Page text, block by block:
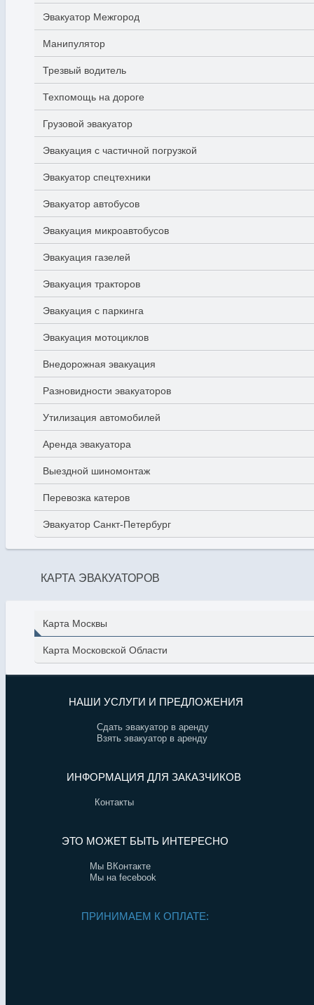
Эвакуатор Межгород
Манипулятор
Трезвый водитель
Техпомощь на дороге
Грузовой эвакуатор
Эвакуация с частичной погрузкой
Эвакуатор спецтехники
Эвакуатор автобусов
Эвакуация микроавтобусов
Эвакуация газелей
Эвакуация тракторов
Эвакуация с паркинга
Эвакуация мотоциклов
Внедорожная эвакуация
Разновидности эвакуаторов
Утилизация автомобилей
Аренда эвакуатора
Выездной шиномонтаж
Перевозка катеров
Эвакуатор Санкт-Петербург
КАРТА ЭВАКУАТОРОВ
Карта Москвы
Карта Московской Области
НАШИ УСЛУГИ И ПРЕДЛОЖЕНИЯ
Сдать эвакуатор в аренду
Взять эвакуатор в аренду
ИНФОРМАЦИЯ ДЛЯ ЗАКАЗЧИКОВ
Контакты
ЭТО МОЖЕТ БЫТЬ ИНТЕРЕСНО
Мы ВКонтакте
Мы на fecebook
ПРИНИМАЕМ К ОПЛАТЕ: